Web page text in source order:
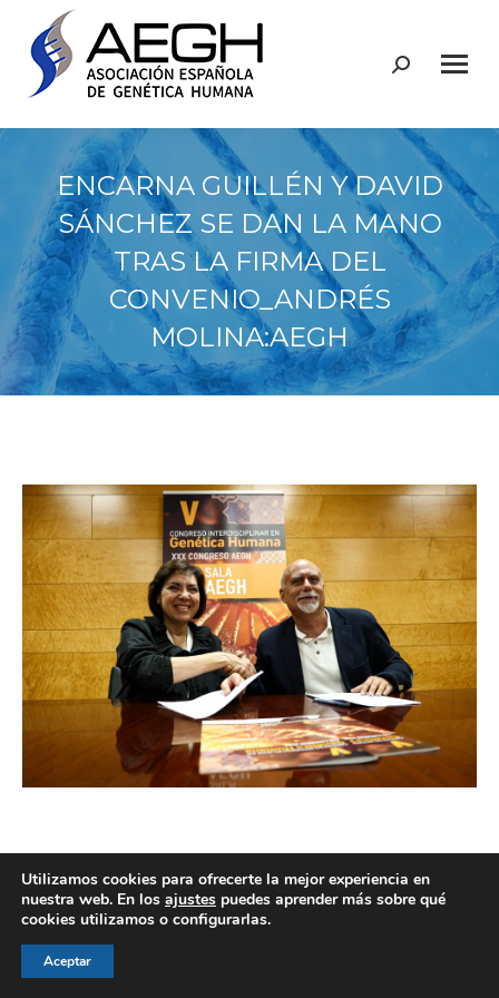
Buscar:
ENCARNA GUILLÉN Y DAVID
SÁNCHEZ SE DAN LA MANO
TRAS LA FIRMA DEL
CONVENIO_ANDRÉS
MOLINA:AEGH
© AEGH - Todos los derechos reservados
Utilizamos cookies para ofrecerte la mejor experiencia en
nuestra web. En los ajustes puedes aprender más sobre qué
cookies utilizamos o configurarlas.
Aceptar